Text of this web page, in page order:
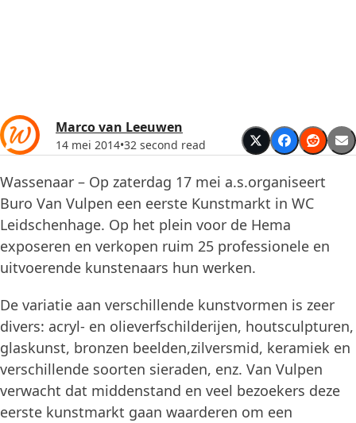
Marco van Leeuwen
14 mei 2014•32 second read
Wassenaar – Op zaterdag 17 mei a.s.organiseert
Buro Van Vulpen een eerste Kunstmarkt in WC
Leidschenhage. Op het plein voor de Hema
exposeren en verkopen ruim 25 professionele en
uitvoerende kunstenaars hun werken.
De variatie aan verschillende kunstvormen is zeer
divers: acryl- en olieverfschilderijen, houtsculpturen,
glaskunst, bronzen beelden,zilversmid, keramiek en
verschillende soorten sieraden, enz. Van Vulpen
verwacht dat middenstand en veel bezoekers deze
eerste kunstmarkt gaan waarderen om een